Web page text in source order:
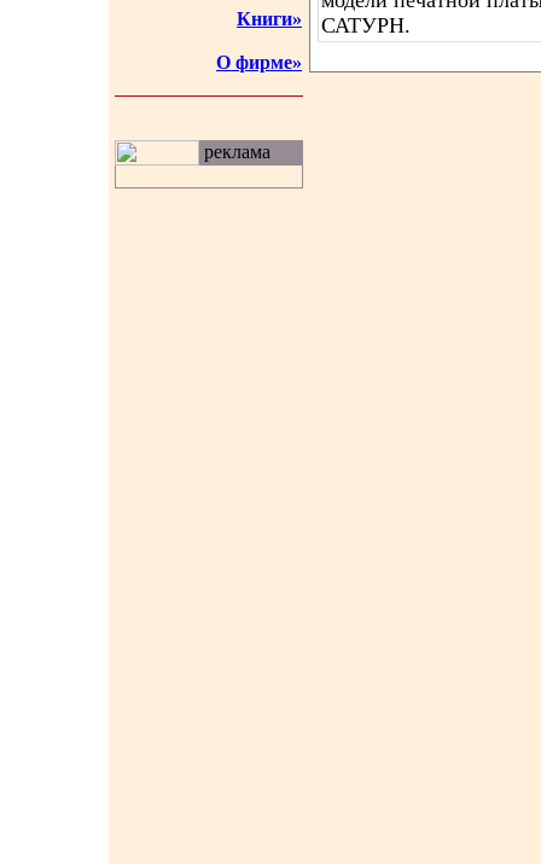
Книги»
О фирме»
реклама
САТУРН.